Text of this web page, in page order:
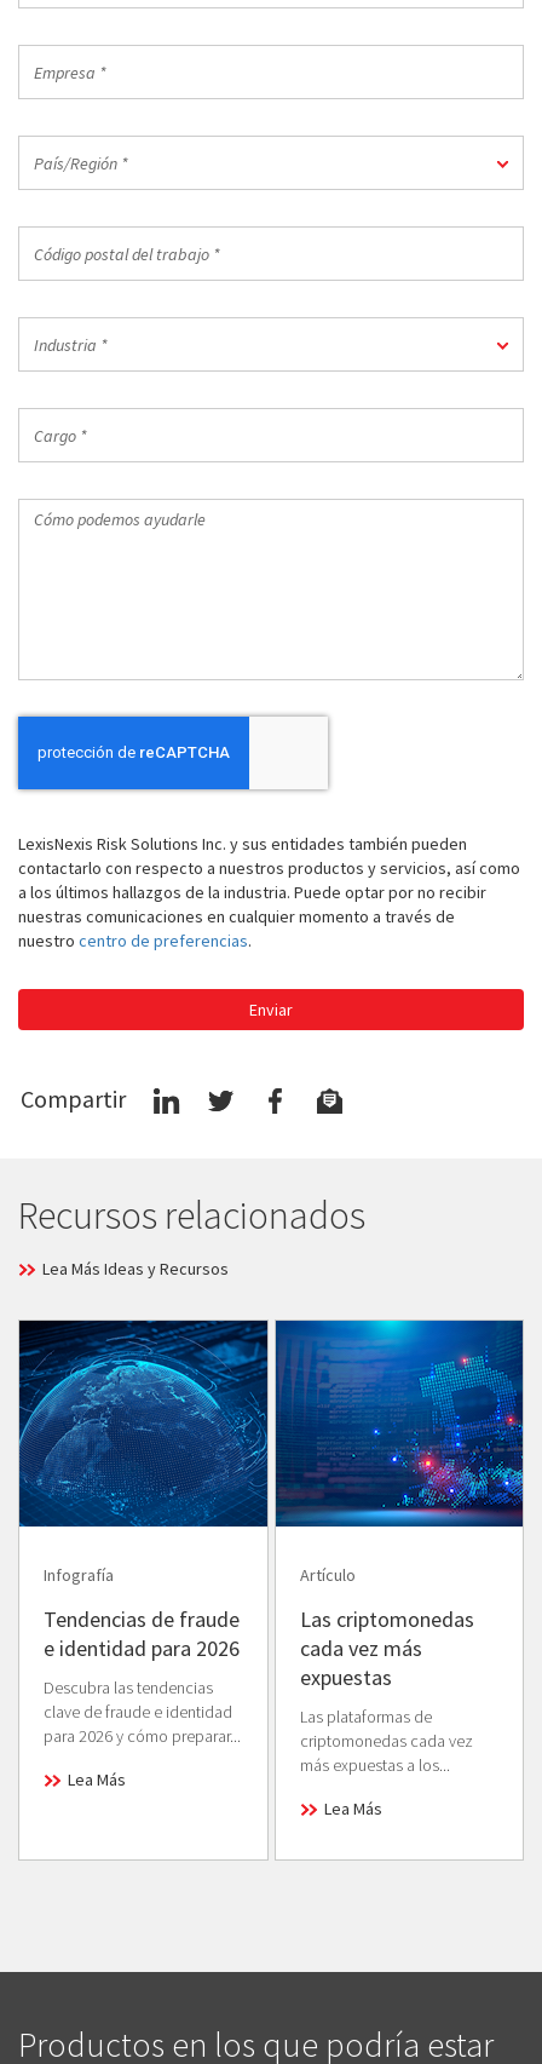
trabajo
País/Región *
postal
trabajo
Industria *
Cómo
LexisNexis Risk Solutions Inc. y sus entidades también pueden
contactarlo con respecto a nuestros productos y servicios, así como
a los últimos hallazgos de la industria. Puede optar por no recibir
nuestras comunicaciones en cualquier momento a través de
nuestro centro de preferencias.
Enviar
Compartir
Recursos relacionados
Lea Más Ideas y Recursos
Infografía
Tendencias de fraude
e identidad para 2026
Descubra las tendencias
clave de fraude e identidad
para 2026 y cómo preparar...
Lea Más
Artículo
Las criptomonedas
cada vez más
expuestas
Las plataformas de
criptomonedas cada vez
más expuestas a los...
Lea Más
Productos en los que podría estar